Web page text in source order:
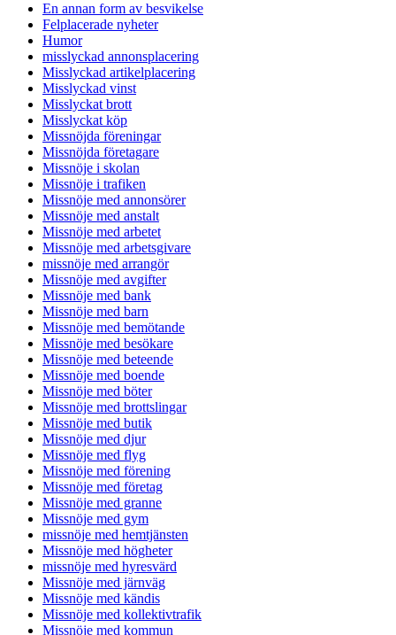
En annan form av besvikelse
Felplacerade nyheter
Humor
misslyckad annonsplacering
Misslyckad artikelplacering
Misslyckad vinst
Misslyckat brott
Misslyckat köp
Missnöjda föreningar
Missnöjda företagare
Missnöje i skolan
Missnöje i trafiken
Missnöje med annonsörer
Missnöje med anstalt
Missnöje med arbetet
Missnöje med arbetsgivare
missnöje med arrangör
Missnöje med avgifter
Missnöje med bank
Missnöje med barn
Missnöje med bemötande
Missnöje med besökare
Missnöje med beteende
Missnöje med boende
Missnöje med böter
Missnöje med brottslingar
Missnöje med butik
Missnöje med djur
Missnöje med flyg
Missnöje med förening
Missnöje med företag
Missnöje med granne
Missnöje med gym
missnöje med hemtjänsten
Missnöje med högheter
missnöje med hyresvärd
Missnöje med järnväg
Missnöje med kändis
Missnöje med kollektivtrafik
Missnöje med kommun